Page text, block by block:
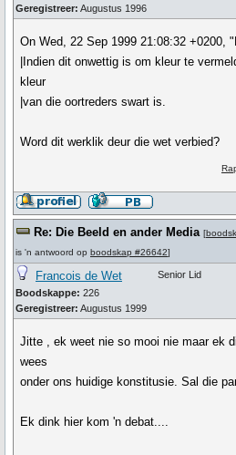
Geregistreer: Augustus 1996
On Wed, 22 Sep 1999 21:08:32 +0200,
|Indien dit onwettig is om kleur te
kleur
|van die oortreders swart is.
Word dit werklik deur die wet verbied?
Re: Die Beeld en ander Media [
is 'n antwoord op boodskap #26642]
Francois de Wet
Boodskappe: 226
Geregistreer: Augustus 1999
Senior Lid
Jitte , ek weet nie so mooi nie maar ek
wees
onder ons huidige konstitusie. Sal die
Ek dink hier kom 'n debat....